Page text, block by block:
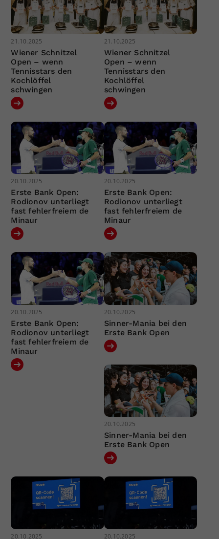
21.10.2025
Wiener Schnitzel
Open – wenn
Tennisstars den
Kochlöffel
schwingen
21.10.2025
Wiener Schnitzel
Open – wenn
Tennisstars den
Kochlöffel
schwingen
20.10.2025
Erste Bank Open:
Rodionov unterliegt
fast fehlerfreiem de
Minaur
20.10.2025
Erste Bank Open:
Rodionov unterliegt
fast fehlerfreiem de
Minaur
20.10.2025
Erste Bank Open:
Rodionov unterliegt
fast fehlerfreiem de
Minaur
20.10.2025
Sinner-Mania bei den
Erste Bank Open
20.10.2025
Sinner-Mania bei den
Erste Bank Open
20.10.2025 20.10.2025